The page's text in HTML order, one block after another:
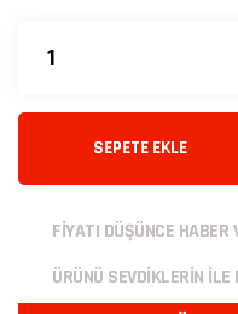
SEPETE EKLE
FİYATI DÜŞÜNCE HABER
ÜRÜNÜ SEVDİKLERİN